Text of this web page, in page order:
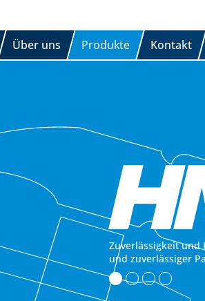
Über uns Produkte Kontakt
Zuverlässigkeit und
und zuverlässiger